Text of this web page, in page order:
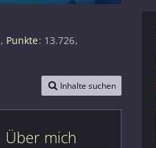
Punkte 13.726
Inhalte suchen
Über mich